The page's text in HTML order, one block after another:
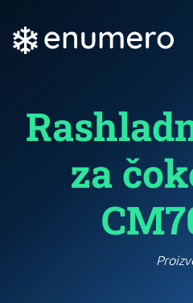
za